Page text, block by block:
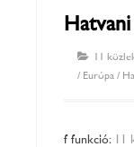
11
/ Európa /
főfunkció:
11